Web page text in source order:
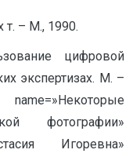
т. – М., 1990.
цифровой
экспертизах. М. –
фотографии»
Игоревна»